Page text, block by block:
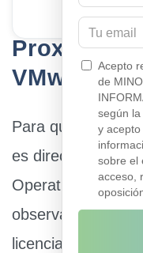
Proxmox
VMware +
Para quien viene
es directa. El
Operations, antes
observabilidad
licencias que se
Acepto
de
según la
y
sobre el
acceso,